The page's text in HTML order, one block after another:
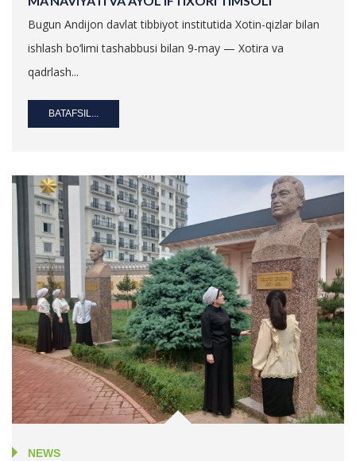
Bugun Andijon davlat tibbiyot institutida Xotin-qizlar bilan
ishlash bo‘limi tashabbusi bilan 9-may — Xotira va
qadrlash...
BATAFSIL...
NEWS